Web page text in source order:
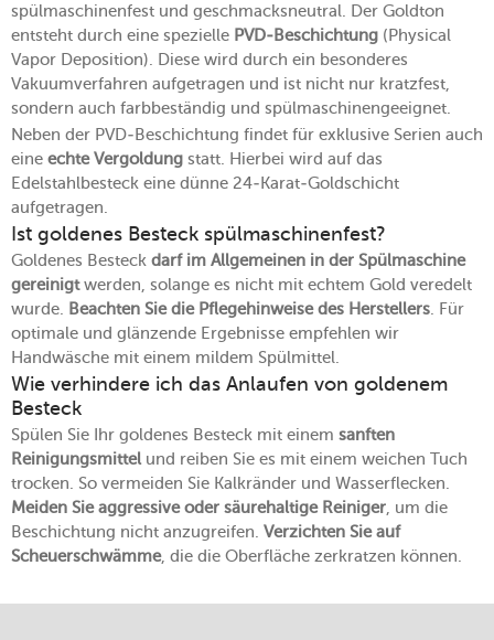
spülmaschinenfest und geschmacksneutral. Der Goldton
entsteht durch eine spezielle PVD-Beschichtung (Physical
Vapor Deposition). Diese wird durch ein besonderes
Vakuumverfahren aufgetragen und ist nicht nur kratzfest,
sondern auch farbbeständig und spülmaschinengeeignet.
Neben der PVD-Beschichtung findet für exklusive Serien auch
eine echte Vergoldung statt. Hierbei wird auf das
Edelstahlbesteck eine dünne 24-Karat-Goldschicht
aufgetragen.
Ist goldenes Besteck spülmaschinenfest?
Goldenes Besteck darf im Allgemeinen in der Spülmaschine
gereinigtwerden, solange es nicht mit echtem Gold veredelt
wurde. Beachten Sie die Pflegehinweise des Herstellers. Für
optimale und glänzende Ergebnisse empfehlen wir
Handwäsche mit einem mildem Spülmittel.
Wie verhindere ich das Anlaufen von goldenem
Besteck
Spülen Sie Ihr goldenes Besteck mit einem sanften
Reinigungsmittelund reiben Sie es mit einem weichen Tuch
trocken. So vermeiden Sie Kalkränder und Wasserflecken.
Meiden Sie aggressive oder säurehaltige Reiniger, um die
Beschichtung nicht anzugreifen. Verzichten Sie auf
Scheuerschwämme, die die Oberfläche zerkratzen können.